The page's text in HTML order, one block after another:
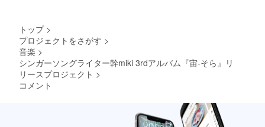
トップ >
プロジェクトをさがす >
音楽 >
シンガーソングライター幹miki 3rdアルバム『宙-そら』リ
リースプロジェクト >
コメント